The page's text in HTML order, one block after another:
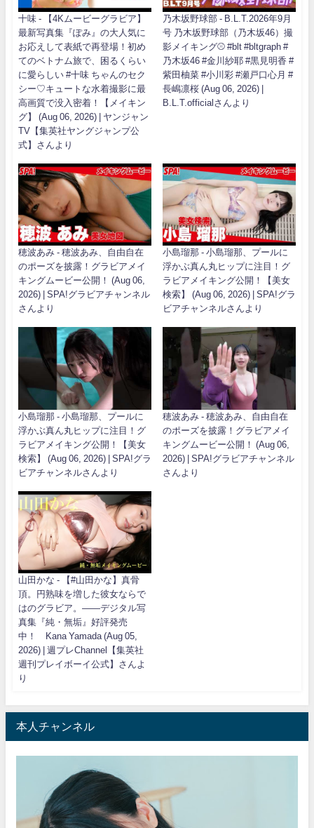
十味 - 【4Kムービーグラビア】
最新写真集『ぽみ』の大人気に
お応えして表紙で再登場！初め
てのベトナム旅で、困るくらい
に愛らしい #十味 ちゃんのセク
シー♡キュートな水着撮影に最
高画質で没入密着！【メイキン
グ】 (Aug 06, 2026) | ヤンジャン
TV【集英社ヤングジャンプ公
式】さんより
乃木坂野球部 - B.L.T.2026年9月
号 乃木坂野球部（乃木坂46）撮
影メイキング⚾️ #blt #bltgraph #
乃木坂46 #金川紗耶 #黒見明香 #
紫田柚菜 #小川彩 #瀬戸口心月 #
長嶋凛桜 (Aug 06, 2026) |
B.L.T.officialさんより
穂波あみ - 穂波あみ、自由自在
のポーズを披露！グラビアメイ
キングムービー公開！ (Aug 06,
2026) | SPA!グラビアチャンネル
さんより
小島瑠那 - 小島瑠那、プールに
浮かぶ真ん丸ヒップに注目！グ
ラビアメイキング公開！【美女
検索】 (Aug 06, 2026) | SPA!グラ
ビアチャンネルさんより
小島瑠那 - 小島瑠那、プールに
浮かぶ真ん丸ヒップに注目！グ
ラビアメイキング公開！【美女
検索】 (Aug 06, 2026) | SPA!グラ
ビアチャンネルさんより
穂波あみ - 穂波あみ、自由自在
のポーズを披露！グラビアメイ
キングムービー公開！ (Aug 06,
2026) | SPA!グラビアチャンネル
さんより
山田かな - 【#山田かな】真骨
頂。円熟味を増した彼女ならで
はのグラビア。――デジタル写
真集『純・無垢』好評発売
中！ Kana Yamada (Aug 05,
2026) | 週プレChannel【集英社
週刊プレイボーイ公式】さんよ
り
本人チャンネル